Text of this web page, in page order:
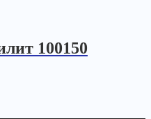
100150